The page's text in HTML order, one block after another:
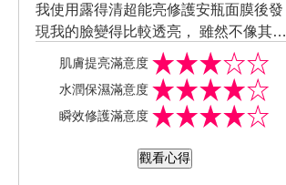
我使用露得清超能亮修護安瓶面膜後發
現我的臉變得比較透亮， 雖然不像其他
牌面膜可以立即看到效果，可能比較適
合日常保養使用， 但它敷完臉部肌膚真
的像喝飽水一樣水潤。 一開始拆開包裝
袋時就可以聞到很清新的花香味， 是很
就算敷完15分鐘面膜紙上還是有滿滿的
肌膚提亮滿意度
水潤保濕滿意度
瞬效修護滿意度
觀看心得